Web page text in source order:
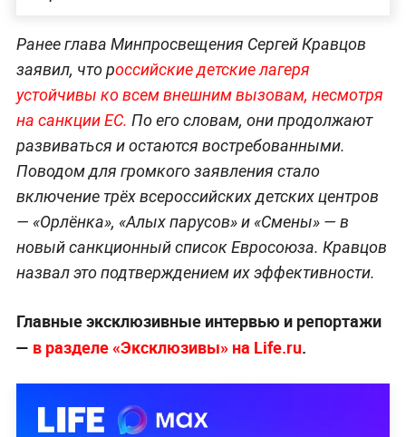
Ранее глава Минпросвещения Сергей Кравцов
заявил, что российские детские лагеря
устойчивы ко всем внешним вызовам, несмотря
на санкции ЕС. По его словам, они продолжают
развиваться и остаются востребованными.
Поводом для громкого заявления стало
включение трёх всероссийских детских центров
— «Орлёнка», «Алых парусов» и «Смены» — в
новый санкционный список Евросоюза. Кравцов
назвал это подтверждением их эффективности.
Главные эксклюзивные интервью и репортажи
— в разделе «Эксклюзивы» на Life.ru.